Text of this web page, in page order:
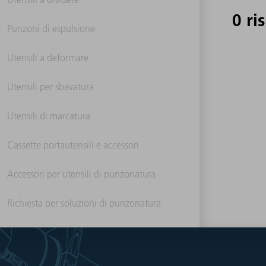
Punzoni di espulsione
Utensili a deformare
Utensili per sbavatura
Utensili di marcatura
Cassette portautensili e accessori
Accessori per utensili di punzonatura
Richiesta per soluzioni di punzonatura
0